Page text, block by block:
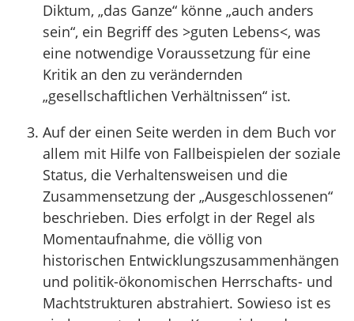
Diktum, „das Ganze“ könne „auch anders
sein“, ein Begriff des >guten Lebens<, was
eine notwendige Voraussetzung für eine
Kritik an den zu verändernden
„gesellschaftlichen Verhältnissen“ ist.
Auf der einen Seite werden in dem Buch vor
allem mit Hilfe von Fallbeispielen der soziale
Status, die Verhaltensweisen und die
Zusammensetzung der „Ausgeschlossenen“
beschrieben. Dies erfolgt in der Regel als
Momentaufnahme, die völlig von
historischen Entwicklungszusammenhängen
und politik-ökonomischen Herrschafts- und
Machtstrukturen abstrahiert. Sowieso ist es